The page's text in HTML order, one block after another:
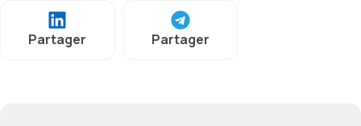
Partager Partager